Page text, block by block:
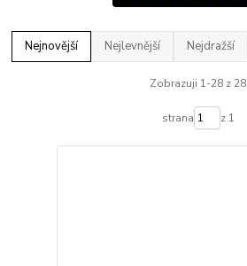
Nejnovější Nejlevnější Nejdražší
Zobrazuji 1-28 z 28
strana z 1